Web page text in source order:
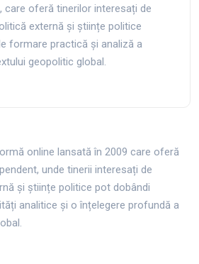
care oferă tinerilor interesați de
externă și științe politice
formare practică și analiză a
geopolitic global.
online lansată în 2009 care oferă
unde tinerii interesați de
și științe politice pot dobândi
analitice și o înțelegere profundă a